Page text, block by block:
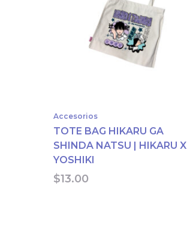
Accesorios
TOTE BAG HIKARU GA
SHINDA NATSU | HIKARU X
YOSHIKI
$13.00